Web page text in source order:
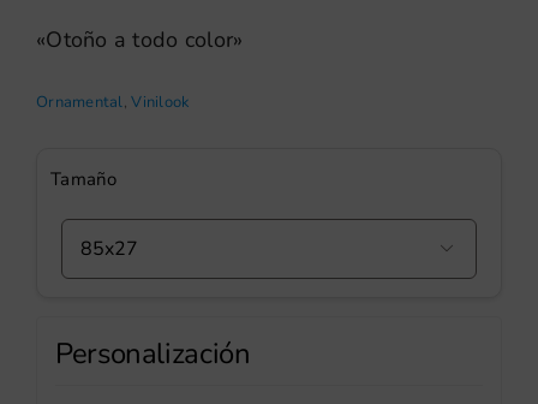
«Otoño a todo color»
Ornamental,Vinilook
Tamaño

Personalización